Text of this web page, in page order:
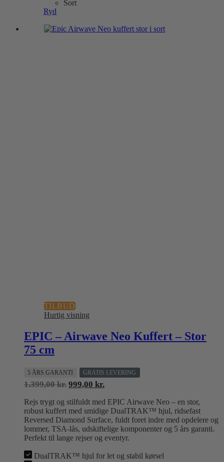
Ryd
TILBUD
Hurtig visning
EPIC – Airwave Neo Kuffert – Stor
75 cm
5 ÅRS GARANTI GRATIS LEVERING
1.399,00kr. Den
pris
var:
1.399,00 kr..
999,00 kr.
pris
er:
999,00 kr..
Rejs trygt og stilfuldt med EPIC Airwave Neo – en stor,
robust kuffert med smidige DualTRAK™ hjul, ridsefast
Reversed Diamond Surface, fuldt foret indre med opdelere og
lommer, TSA-lås, udskiftelige komponenter og 5 års garanti.
Perfekt til lange rejser og eventyr.
DualTRAK™ hjul for let og stabil kørsel